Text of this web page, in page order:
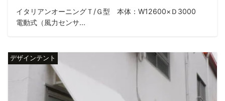
イタリアンオーニングＴ/Ｇ型 本体：W12600×Ｄ3000
電動式（風力センサ...
デザインテント